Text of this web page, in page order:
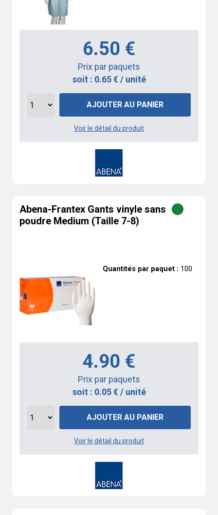
6.50 €
Prix par paquets
soit : 0.65 € / unité
AJOUTER AU PANIER
Voir le détail du produit
Abena-Frantex Gants vinyle sans
poudre Medium (Taille 7-8)
Quantités par paquet : 100
4.90 €
Prix par paquets
soit : 0.05 € / unité
AJOUTER AU PANIER
Voir le détail du produit